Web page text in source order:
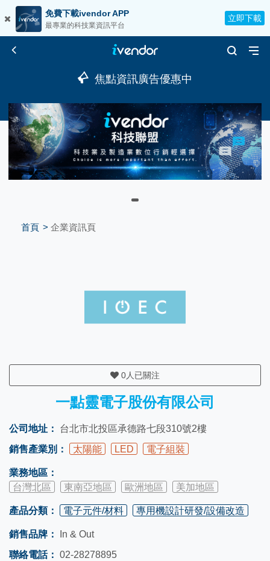
免費下載ivendor APP
最專業的科技業資訊平台
立即下載
焦點資訊廣告優惠中
首頁 企業資訊頁
0人已關注
一點靈電子股份有限公司
公司地址：
台北市北投區承德路七段310號2樓
銷售產業別：
太陽能 LED 電子組裝
業務地區：
台灣北區
東南亞地區 歐洲地區 美加地區
產品分類： 電子元件/材料 專用機設計研發/設備改造
銷售品牌：
In & Out
聯絡電話： 02-28278895